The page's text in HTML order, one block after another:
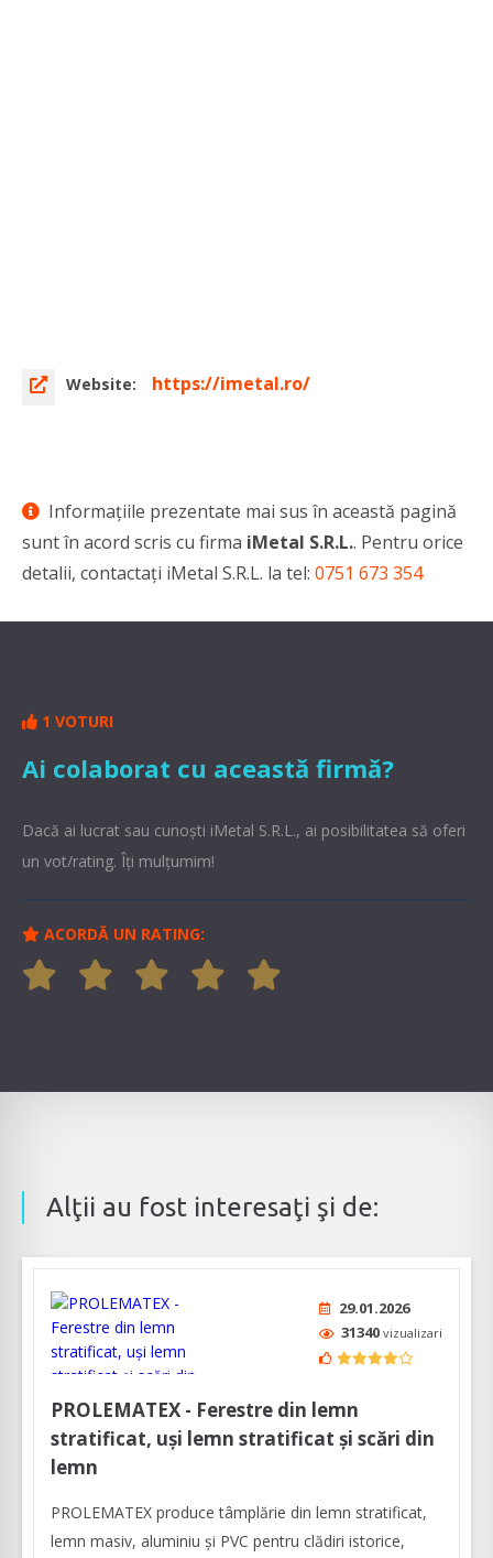
Website: https://imetal.ro/
Informaţiile prezentate mai sus în această pagină
sunt în acord scris cu firma iMetal S.R.L.. Pentru orice
detalii, contactaţi iMetal S.R.L. la tel: 0751 673 354
1 VOTURI
Ai colaborat cu această firmă?
Dacă ai lucrat sau cunoşti iMetal S.R.L., ai posibilitatea să oferi
un vot/rating. Îți mulțumim!
ACORDĂ UN RATING:
Alţii au fost interesaţi şi de:
29.01.2026
31340 vizualizari
PROLEMATEX - Ferestre din lemn
stratificat, uși lemn stratificat și scări din
lemn
PROLEMATEX produce tâmplărie din lemn stratificat,
lemn masiv, aluminiu și PVC pentru clădiri istorice,